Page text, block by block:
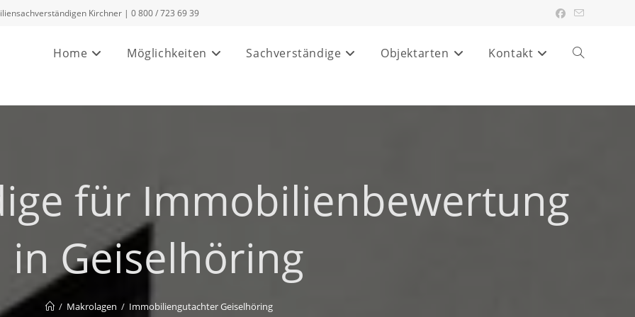
Kirchner | 0 800 / 723 69 39
Home Möglichkeiten Sachverständige Objektarten Kontakt Website-
Suche
für Immobilienbewertung
in Geiselhöring
/ Makrolagen / Immobiliengutachter Geiselhöring